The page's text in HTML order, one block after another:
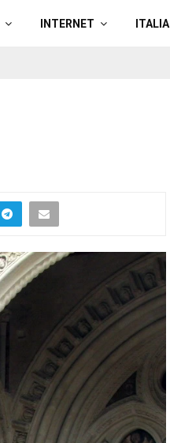
INTERNET ITALIA